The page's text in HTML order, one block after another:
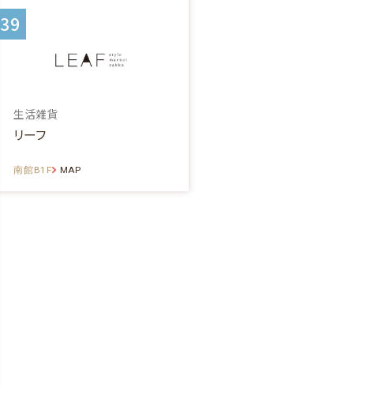
39
生活雑貨
リーフ
南館B1F MAP